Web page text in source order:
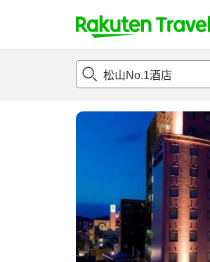
t
p
a
a
r
c
h
概况 客房及住宿套餐评论